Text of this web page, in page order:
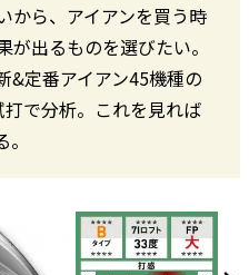
から、アイアンを買う時
出るものを選びたい。
&定番アイアン45機種の
で分析。これを見れば